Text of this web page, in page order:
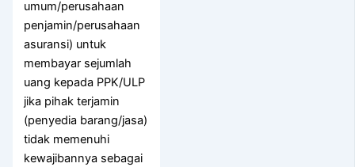
umum/perusahaan
penjamin/perusahaan
asuransi) untuk
membayar sejumlah
uang kepada PPK/ULP
jika pihak terjamin
(penyedia barang/jasa)
tidak memenuhi
kewajibannya sebagai